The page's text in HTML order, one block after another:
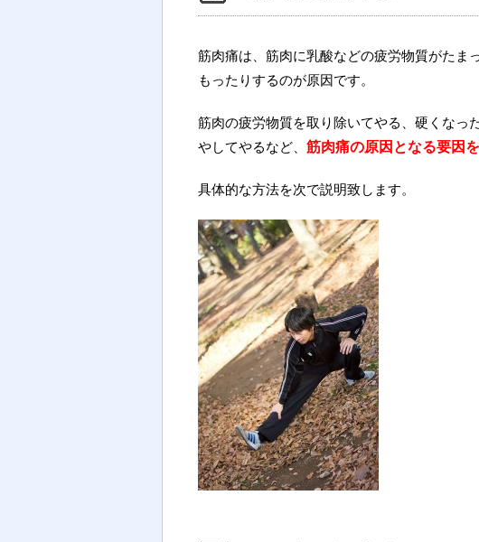
筋肉痛は、筋肉に乳酸などの疲労物質がたま
もったりするのが原因です。
筋肉の疲労物質を取り除いてやる、硬くなっ
やしてやるなど、 筋肉痛の原因となる要因
具体的な方法を次で説明致します。